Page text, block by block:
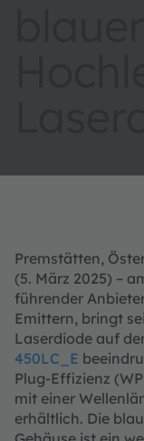
Premstätten,
(5. März 2025) –
führender
Emittern, bringt
Laserdiode auf
450LC_E
Plug-Effizienz
mit einer
erhältlich. Die